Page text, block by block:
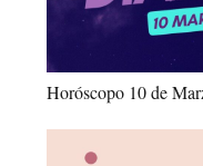
Horóscopo 10 de